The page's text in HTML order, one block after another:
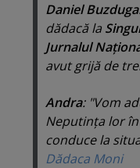
Daniel
dădacă la
Jurnalul
avut grijă de
Andra: "Vom
Neputinţa lor
conduce la
Dădaca Moni